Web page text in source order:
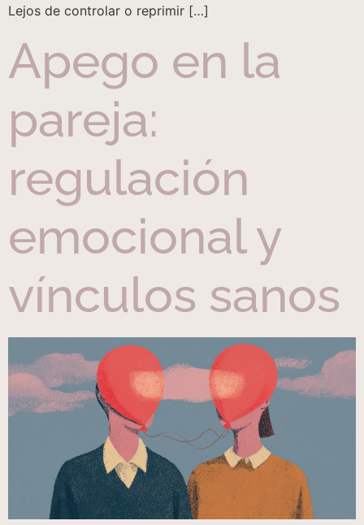
Lejos de controlar o reprimir […]
Apego en la
pareja:
regulación
emocional y
vínculos sanos